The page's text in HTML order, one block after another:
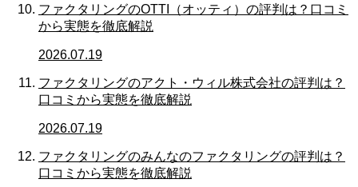
ファクタリングのOTTI（オッティ）の評判は？口コミ
から実態を徹底解説
2026.07.19
ファクタリングのアクト・ウィル株式会社の評判は？
口コミから実態を徹底解説
2026.07.19
ファクタリングのみんなのファクタリングの評判は？
口コミから実態を徹底解説